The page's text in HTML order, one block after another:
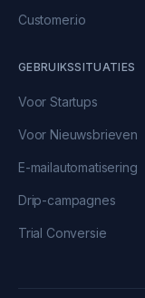
Customer.io
GEBRUIKSSITUATIES
Voor Startups
Voor Nieuwsbrieven
E-mailautomatisering
Drip-campagnes
Trial Conversie